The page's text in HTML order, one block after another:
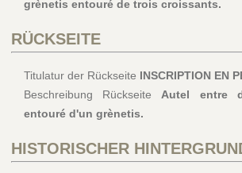
grènetis entouré de trois croissants.
RÜCKSEITE
Titulatur der Rückseite INSCRIPTION EN
Beschreibung Rückseite Autel entre
entouré d'un grènetis.
HISTORISCHER